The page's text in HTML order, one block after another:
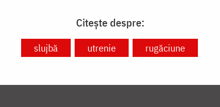
Citește despre:
slujbă utrenie rugăciune